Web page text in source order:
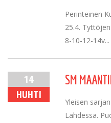
Perinteinen
25.4.
8-10-12-14v...
14
HUHTI
SM
Yleisen
Lahdessa.